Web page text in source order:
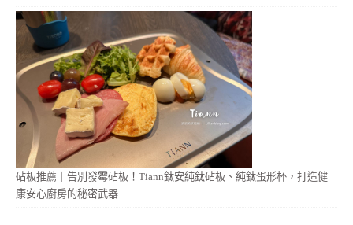
砧板推薦｜告別發霉砧板！Tiann鈦安純鈦砧板、純鈦蛋形杯，打造健
康安心廚房的秘密武器